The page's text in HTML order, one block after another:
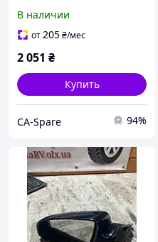
В наличии
от205₴/мес
2 051 ₴
Купить
CA-Spare 94%